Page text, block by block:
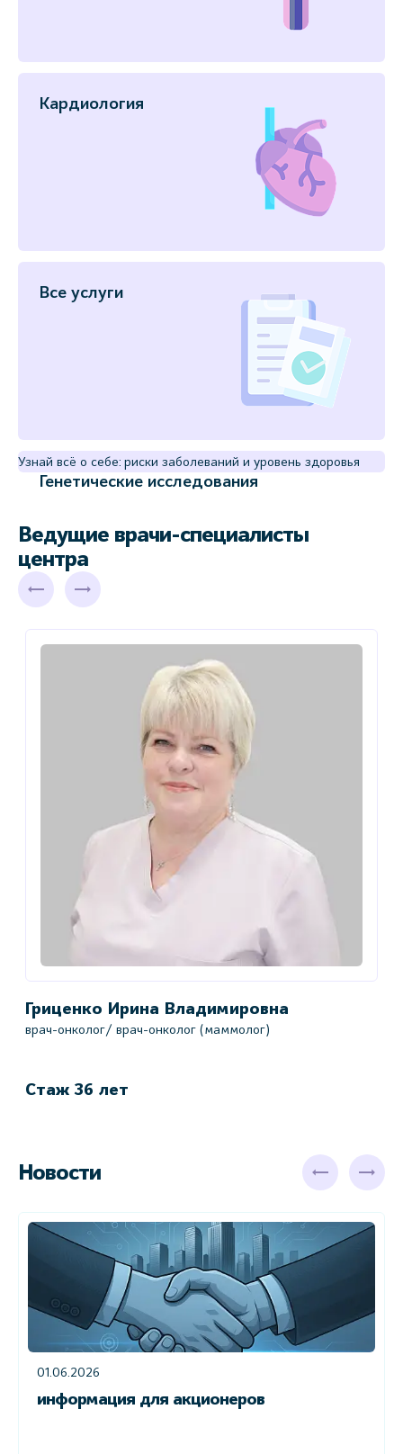
Кардиология
Все услуги
Генетические исследования
Узнай всё о себе: риски заболеваний и уровень здоровья
Ведущие врачи-специалисты
центра
Гриценко Ирина Владимировна
врач-онколог/ врач-онколог (маммолог)
Стаж 36 лет
Новости
01.06.2026
информация для акционеров